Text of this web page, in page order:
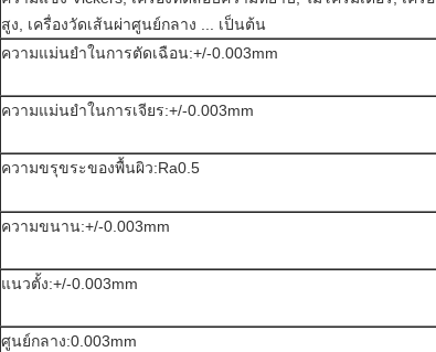
สูง, เครื่องวัดเส้นผ่าศูนย์กลาง ... เป็นต้น
ความแม่นยำในการตัดเฉือน:+/-0.003mm
ความแม่นยำในการเจียร:+/-0.003mm
ความขรุขระของพื้นผิว:Ra0.5
ความขนาน:+/-0.003mm
แนวตั้ง:+/-0.003mm
ศูนย์กลาง:0.003mm